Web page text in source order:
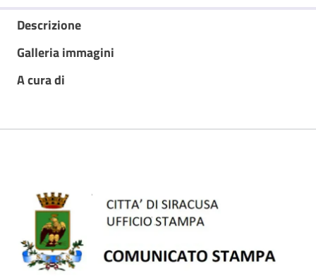
Descrizione
Galleria immagini
A cura di